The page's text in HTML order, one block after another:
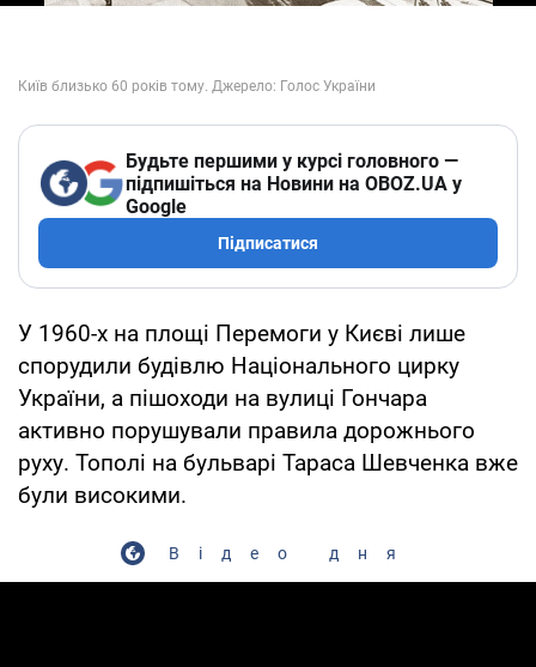
Будьте першими у курсі головного —
підпишіться на Новини на OBOZ.UA у
Google
Підписатися
У 1960-х на площі Перемоги у Києві лише
спорудили будівлю Національного цирку
України, а пішоходи на вулиці Гончара
активно порушували правила дорожнього
руху. Тополі на бульварі Тараса Шевченка вже
були високими.
Відео дня